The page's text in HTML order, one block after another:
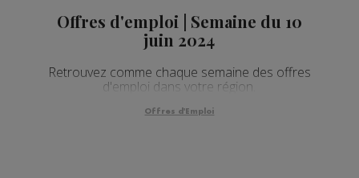
Offres d'emploi | Semaine du 10
juin 2024
Retrouvez comme chaque semaine des offres
d'emploi dans votre région.
Offres d'Emploi